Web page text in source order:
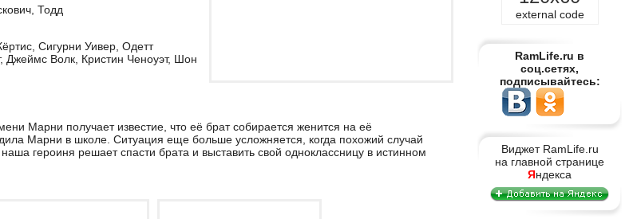
Тодд
Сигурни Уивер, Одетт
Джеймс Волк, Кристин Ченоуэт, Шон
Марни получает известие, что её брат собирается женится на её
Марни в школе. Ситуация еще больше усложняется, когда похожий случай
героиня решает спасти брата и выставить свой одноклассницу в истинном
external code
RamLife.ru в
соц.сетях,
подписывайтесь:
Виджет RamLife.ru
на главной странице
Яндекса